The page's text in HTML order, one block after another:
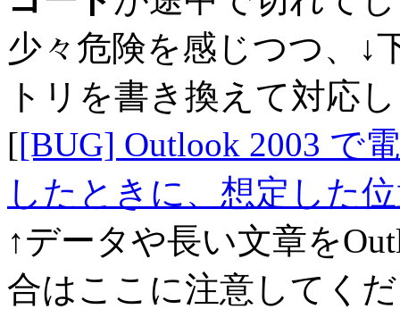
少々危険を感じつつ、↓
トリを書き換えて対応
[[BUG] Outlook 2003 で
したときに、想定した
↑データや長い文章を
合はここに注意してく